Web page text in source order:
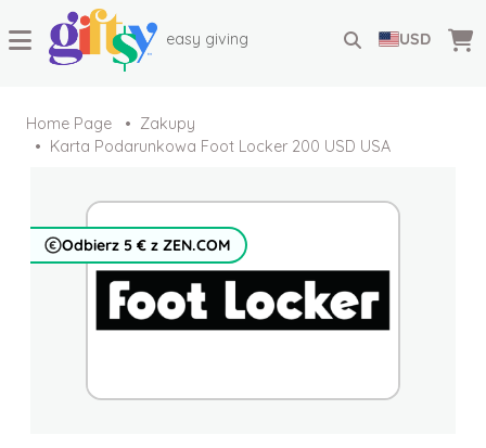
easy giving USD
Home Page
Zakupy
Karta Podarunkowa Foot Locker 200 USD USA
Odbierz 5 € z ZEN.COM